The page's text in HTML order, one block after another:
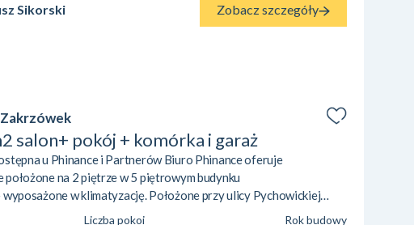
Sikorski Zobacz szczegóły
salon+ pokój + komórka i garaż
u Phinance i Partnerów Biuro Phinance oferuje
położone na 2 piętrze w 5 piętrowym budynku
wyposażone w klimatyzację. Położone przy ulicy Pychowickiej
KW o powierzchni 39,99 m2 składa się z:· salon z kuchnią·
Liczba pokoi Rok budowy